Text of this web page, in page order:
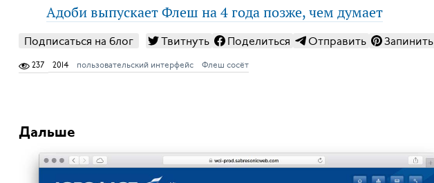
Адоби выпускает Флеш на 4 года позже, чем думает
Подписаться на блог Твитнуть Поделиться Отправить Запинить
237 2014 пользовательский интерфейс Флеш сосёт
Дальше